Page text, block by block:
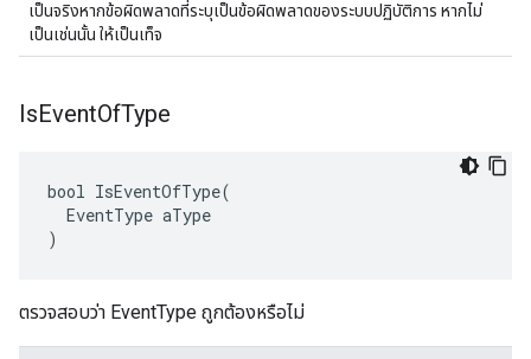
เป็นจริงหากข้อผิดพลาดที่ระบุเป็นข้อผิดพลาดของระบบปฏิบัติการ หากไม่
เป็นเช่นนั้น ให้เป็นเท็จ
IsEventOfType
bool IsEventOfType(
  EventType aType
)
ตรวจสอบว่า EventType ถูกต้องหรือไม่